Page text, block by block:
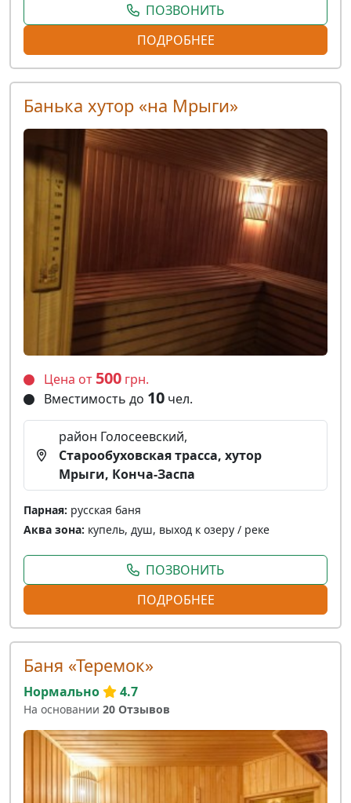
ПОЗВОНИТЬ
ПОДРОБНЕЕ
Банька хутор «на Мрыги»
Цена от 500 грн.
Вместимость до 10 чел.
район Голосеевский,
Старообуховская трасса, хутор
Мрыги, Конча-Заспа
Парная: русская баня
Аква зона: купель, душ, выход к озеру / реке
ПОЗВОНИТЬ
ПОДРОБНЕЕ
Баня «Теремок»
Нормально 4.7
На основании 20 Отзывов